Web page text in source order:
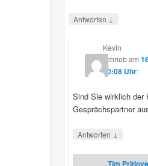
Antworten ↓
Kevin
schriebam
20:08 Uhr:
Sind Sie wirklich der
Gesprächspartner
Antworten ↓
Tim Pritlove